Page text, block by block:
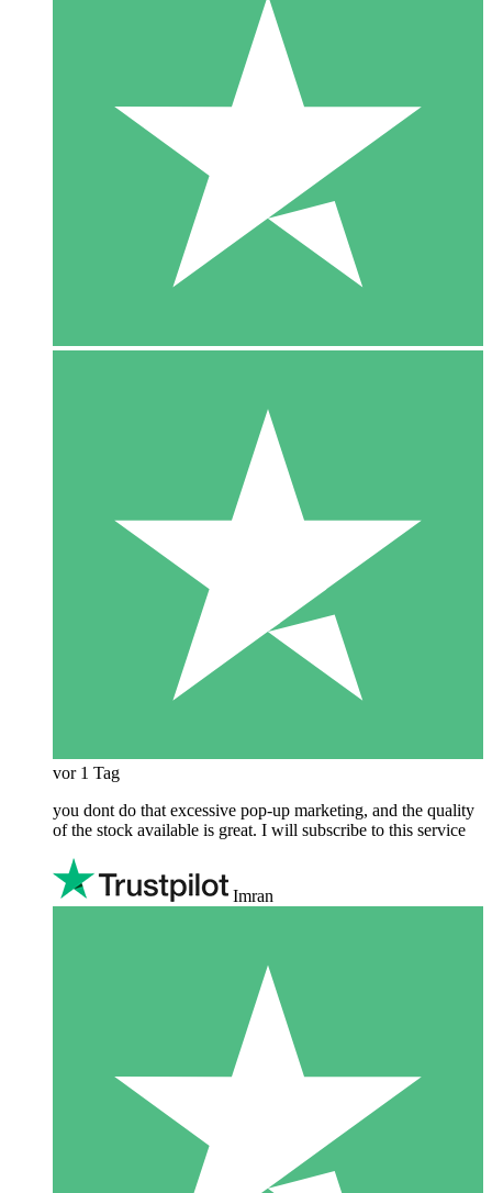
vor 1 Tag
you dont do that excessive pop-up marketing, and the quality
of the stock available is great. I will subscribe to this service
Imran